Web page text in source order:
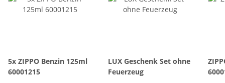
5x ZIPPO Benzin 125ml
60001215
LUX Geschenk Set ohne
Feuerzeug